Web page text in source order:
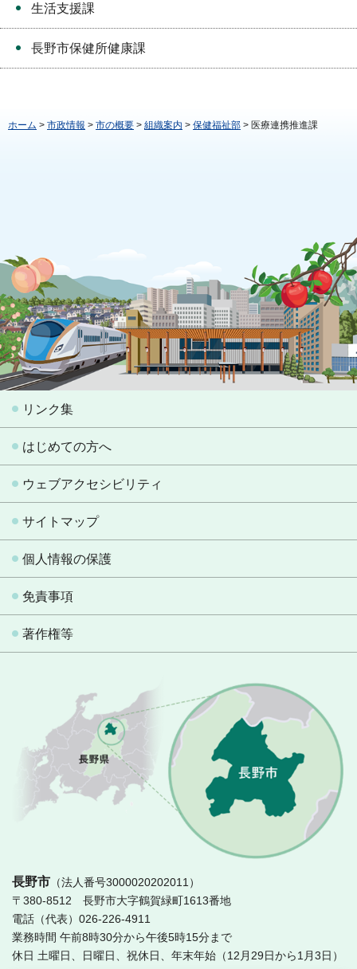
生活支援課
長野市保健所健康課
ホーム > 市政情報 > 市の概要 > 組織案内 > 保健福祉部 > 医療連携推進課
リンク集
はじめての方へ
ウェブアクセシビリティ
サイトマップ
個人情報の保護
免責事項
著作権等
長野市 （法人番号3000020202011）
〒380-8512 長野市大字鶴賀緑町1613番地
電話（代表）026-226-4911
業務時間 午前8時30分から午後5時15分まで
休日 土曜日、日曜日、祝休日、年末年始（12月29日から1月3日）